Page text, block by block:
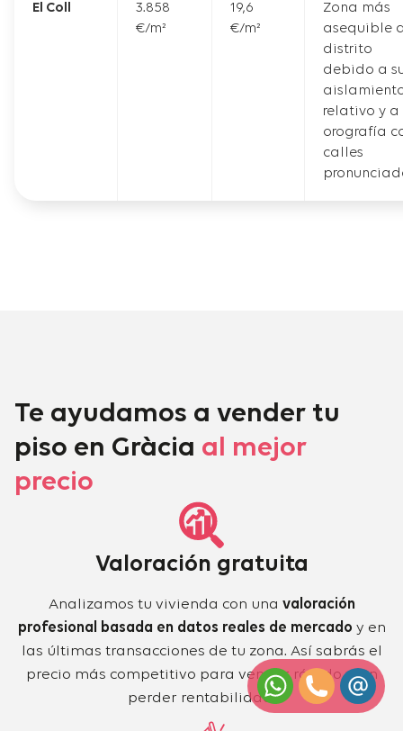
El Coll
3.858
€/m²
19,6
€/m²
Zona más
asequible
distrito
debido a
relativo y
orografía
calles
Te ayudamos a vender tu
piso en Gràcia al mejor
precio
Valoración gratuita
Analizamos tu vivienda con una valoración
profesional basada en datos reales de mercado y en
las últimas transacciones de tu zona. Así sabrás el
precio más competitivo para vender rápido y sin
perder rentabilidad.